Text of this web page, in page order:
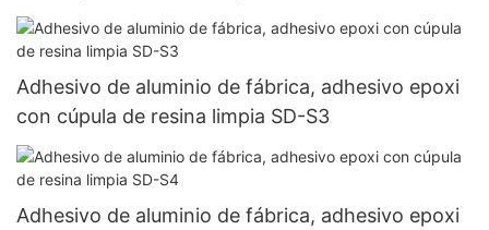
Adhesivo de aluminio de fábrica, adhesivo epoxi
con cúpula de resina limpia SD-S3
Adhesivo de aluminio de fábrica, adhesivo epoxi